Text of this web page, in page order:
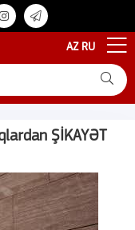
AZ RU
ŞİKAYƏT